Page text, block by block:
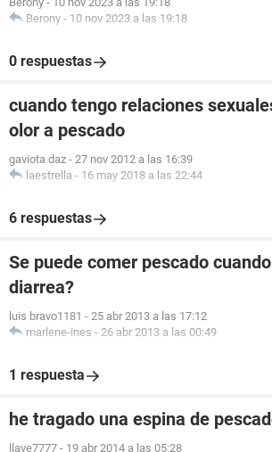
Berony - 10 nov 2023 a las 19:18
0 respuestas
cuando tengo relaciones
olor a pescado
gaviota daz - 27 nov 2012 a las 16:39
laestrella - 16 may 2018 a las 22:44
6 respuestas
Se puede comer pescado
diarrea?
luis bravo1181 - 25 abr 2013 a las 17:12
marlene-ines - 26 abr 2013 a las 00:49
1 respuesta
he tragado una espina de
llave7777 - 19 abr 2014 a las 05:28